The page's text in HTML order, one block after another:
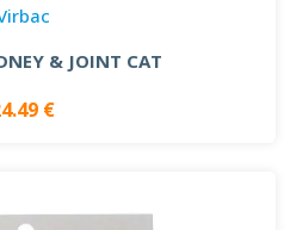
& JOINT CAT
€